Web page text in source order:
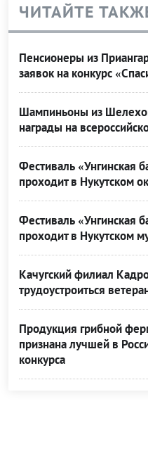
ЧИТАЙТЕ
Пенсионеры из
заявок на конкурс
Шампиньоны из
награды на
Фестиваль «Унгинская
проходит в Нукутском
Фестиваль «Унгинская
проходит в Нукутском
Качугский филиал
трудоустроиться
Продукция грибной
признана лучшей в
конкурса